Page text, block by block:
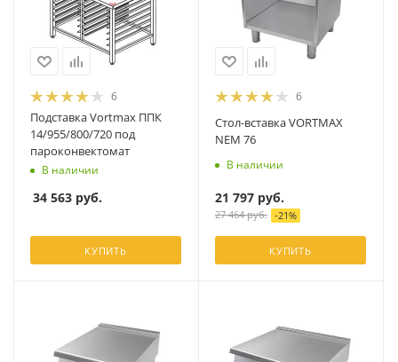
6
Подставка Vortmax ППК
14/955/800/720 под
пароконвектомат
В наличии
34 563 руб.
КУПИТЬ
6
Стол-вставка VORTMAX
NEM 76
В наличии
21 797 руб.
27 464руб. -21%
КУПИТЬ